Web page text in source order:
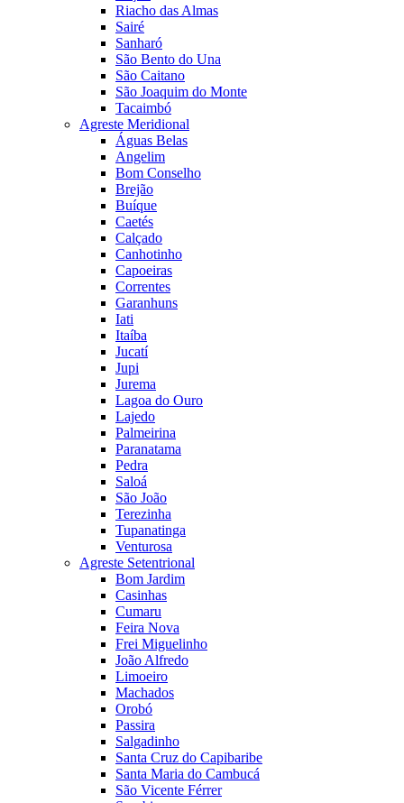
Riacho das Almas
Sairé
Sanharó
São Bento do Una
São Caitano
São Joaquim do Monte
Tacaimbó
Agreste Meridional
Águas Belas
Angelim
Bom Conselho
Brejão
Buíque
Caetés
Calçado
Canhotinho
Capoeiras
Correntes
Garanhuns
Iati
Itaíba
Jucatí
Jupi
Jurema
Lagoa do Ouro
Lajedo
Palmeirina
Paranatama
Pedra
Saloá
São João
Terezinha
Tupanatinga
Venturosa
Agreste Setentrional
Bom Jardim
Casinhas
Cumaru
Feira Nova
Frei Miguelinho
João Alfredo
Limoeiro
Machados
Orobó
Passira
Salgadinho
Santa Cruz do Capibaribe
Santa Maria do Cambucá
São Vicente Férrer